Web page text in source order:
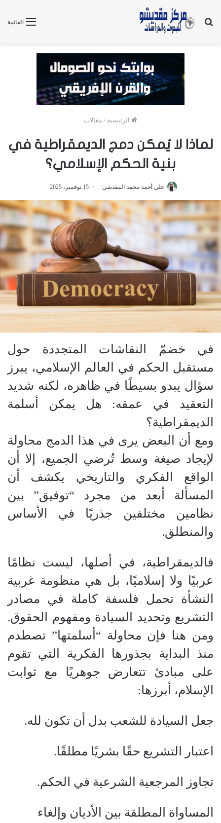
القائمة
بحث
الرئيسية / مقالات
لماذا لا يُمكن دمج الديمقراطية في
بنية الحكم الإسلامي؟
علي أحمد محمد المقدشي 15 نوفمبر، 2025
في خضمّ النقاشات المتجددة حول
مستقبل الحكم في العالم الإسلامي، يبرز
سؤال يبدو بسيطًا في ظاهره، لكنه شديد
التعقيد في عمقه: هل يمكن أسلمة
الديمقراطية؟
ومع أن البعض يرى في هذا الدمج محاولة
لإيجاد صيغة وسط تُرضي الجميع، إلا أن
الواقع الفكري والتاريخي يكشف أن
المسألة أبعد من مجرد “توفيق” بين
نظامين مختلفين جذريًا في الأساس
والمنطلق.
فالديمقراطية، في أصلها، ليست نظامًا
عربيًا ولا إسلاميًا، بل هي منظومة غربية
النشأة تحمل فلسفة كاملة في مصادر
التشريع وتحديد السيادة ومفهوم الحقوق.
ومن هنا فإن محاولة “أسلمتها” تصطدم
منذ البداية بجذورها الفكرية التي تقوم
على مبادئ تتعارض جوهريًا مع ثوابت
الإسلام، أبرزها:
جعل السيادة للشعب بدل أن تكون لله.
اعتبار التشريع حقًا بشريًا مطلقًا.
تجاوز المرجعية الشرعية في الحكم.
المساواة المطلقة بين الأديان وإلغاء